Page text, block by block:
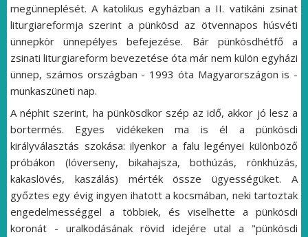
megünneplését. A katolikus egyházban a II. vatikáni zsinat
liturgiareformja szerint a pünkösd az ötvennapos húsvéti
ünnepkör ünnepélyes befejezése. Bár pünkösdhétfő a
zsinati liturgiareform bevezetése óta már nem külön egyházi
ünnep, számos országban - 1993 óta Magyarországon is -
munkaszüneti nap.
A néphit szerint, ha pünkösdkor szép az idő, akkor jó lesz a
bortermés. Egyes vidékeken ma is él a pünkösdi
királyválasztás szokása: ilyenkor a falu legényei különböző
próbákon (lóverseny, bikahajsza, bothúzás, rönkhúzás,
kakaslövés, kaszálás) mérték össze ügyességüket. A
győztes egy évig ingyen ihatott a kocsmában, neki tartoztak
engedelmességgel a többiek, és viselhette a pünkösdi
koronát - uralkodásának rövid idejére utal a "pünkösdi